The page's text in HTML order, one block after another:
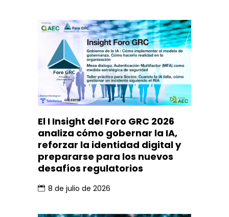
El I Insight del Foro GRC 2026
analiza cómo gobernar la IA,
reforzar la identidad digital y
prepararse para los nuevos
desafíos regulatorios
8 de julio de 2026